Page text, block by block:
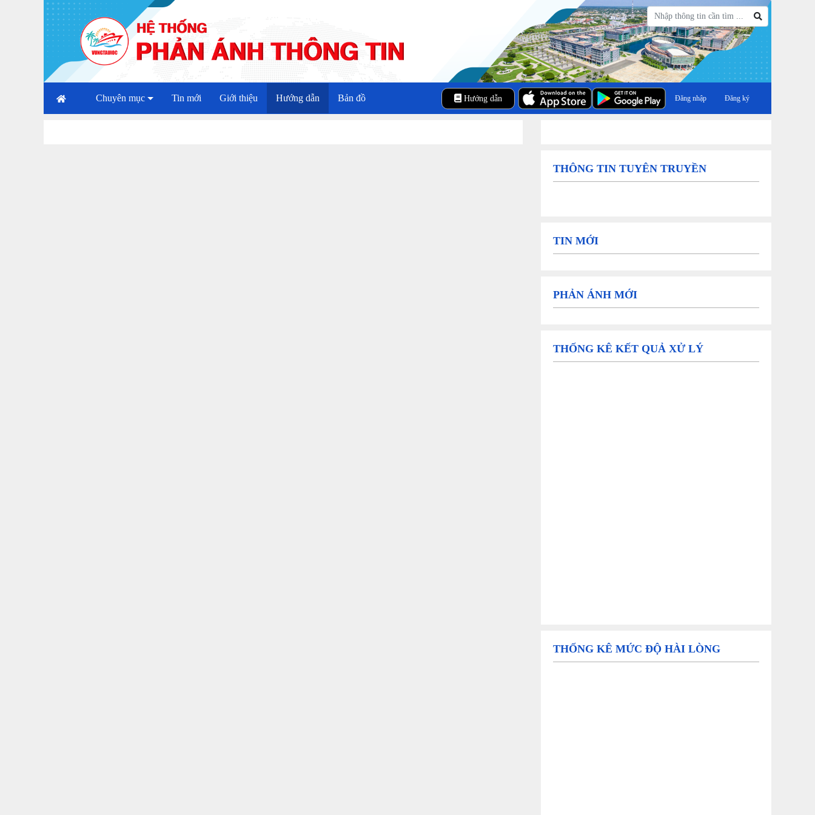
Chuyên mục Tin mới Giới thiệu Hướng dẫn Bản đồ Hướng dẫn Đăng nhập Đăng ký
THÔNG TIN TUYÊN TRUYỀN
TIN MỚI
PHẢN ÁNH MỚI
THỐNG KÊ KẾT QUẢ XỬ LÝ
THỐNG KÊ MỨC ĐỘ HÀI LÒNG